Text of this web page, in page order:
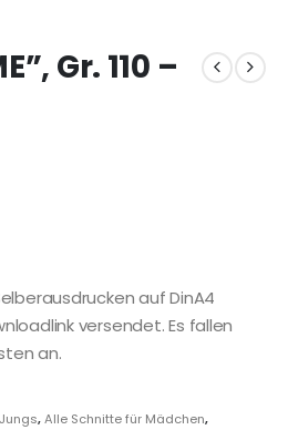
Gr. 110 –
auf DinA4
versendet. Es fallen
an.
,Alle Schnitte für Mädchen,